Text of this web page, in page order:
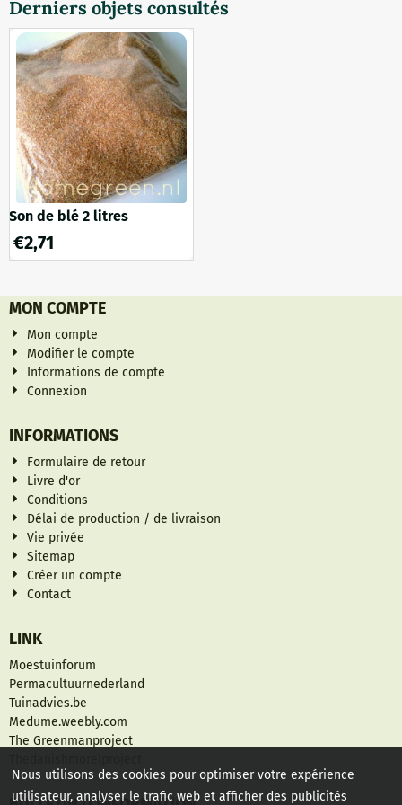
spécialement conçue pour
sceller les trous dans les
bûches après l'inoculation du
blanc de champignon.
L'utilisation de cette cire
permet non seul...
Derniers objets consultés
Son de blé 2 litres
€2,71
MON COMPTE
Mon compte
Modifier le compte
Informations de compte
Connexion
INFORMATIONS
Formulaire de retour
Livre d'or
Conditions
Délai de production / de livraison
Vie privée
Sitemap
Créer un compte
Contact
LINK
Moestuinforum
Permacultuurnederland
Tuinadvies.be
Medume.weebly.com
The Greenmanproject
Nous utilisons des cookies pour optimiser votre expérience
utilisateur, analyser le trafic web et afficher des publicités